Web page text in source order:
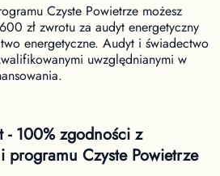
Czyste Powietrze możesz
zł zwrotu za audyt energetyczny
energetyczne. Audyt i świadectwo
uwzględnianymi w
- 100% zgodności z
programu Czyste Powietrze